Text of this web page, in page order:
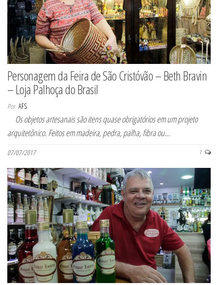
Personagem da Feira de São Cristóvão – Beth Bravin
– Loja Palhoça do Brasil
Por AFS
Os objetos artesanais são itens quase obrigatórios em um projeto
arquitetônico. Feitos em madeira, pedra, palha, fibra ou…
07/07/2017 1